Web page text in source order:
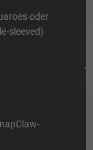
oder
sleeved)